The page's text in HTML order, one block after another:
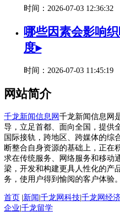
时间：2026-07-03 12:36:32
哪些因素会影响
度▸
时间：2026-07-03 11:45:19
网站简介
千龙新闻信息网千龙新闻信息网
导，立足首都、面向全国，提供
国际接轨，跨地区、跨媒体的综
断整合自身资源的基础上，正在
求在传统服务、网络服务和移动
梁，开发和构建更具人性化的产
务，使用户得到愉阅的客户体验。
首页 |新闻|千龙网科技|千龙网经
企业|千龙留学